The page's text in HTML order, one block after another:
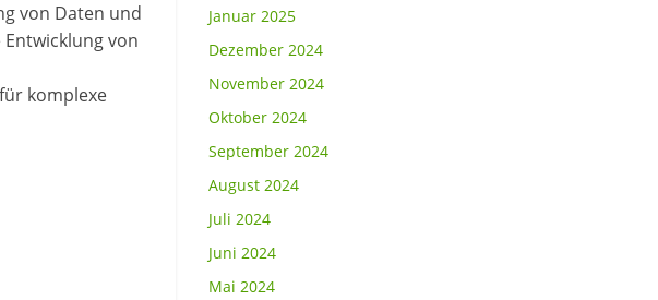
von Daten und
von
komplexe
Januar 2025
Dezember 2024
November 2024
Oktober 2024
September 2024
August 2024
Juli 2024
Juni 2024
Mai 2024